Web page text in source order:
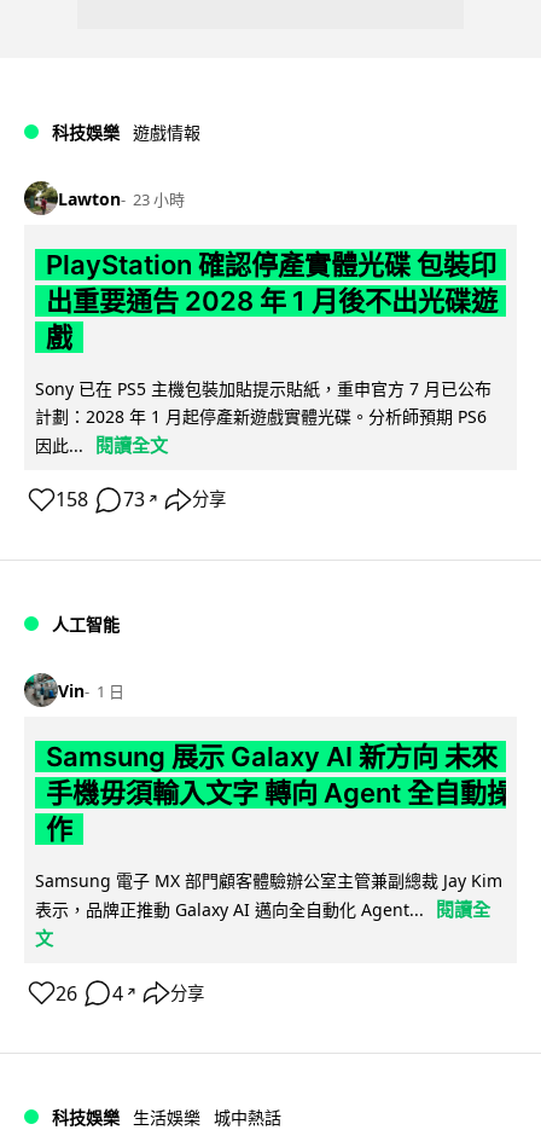
科技娛樂 遊戲情報
Lawton 23 小時
PlayStation 確認停產實體光碟 包裝印
出重要通告 2028 年 1 月後不出光碟遊
戲
Sony 已在 PS5 主機包裝加貼提示貼紙，重申官方 7 月已公布
計劃：2028 年 1 月起停產新遊戲實體光碟。分析師預期 PS6
因此...
閱讀全文
158 73 ↗ 分享
人工智能
Vin 1 日
Samsung 展示 Galaxy AI 新方向 未來
手機毋須輸入文字 轉向 Agent 全自動操
作
Samsung 電子 MX 部門顧客體驗辦公室主管兼副總裁 Jay Kim
表示，品牌正推動 Galaxy AI 邁向全自動化 Agent...
閱讀全
文
26 4 ↗ 分享
科技娛樂 生活娛樂 城中熱話